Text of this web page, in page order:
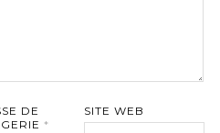
DE
*
SITE WEB